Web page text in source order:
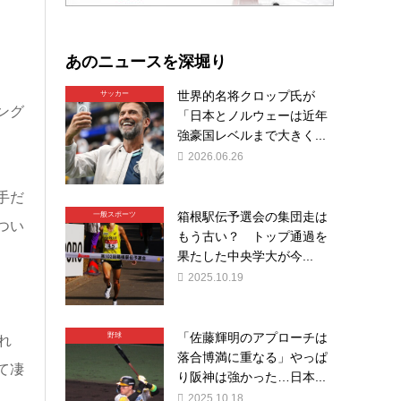
グ
だ
い
凄
あのニュースを深堀り
サッカー
世界的名将クロップ氏が
「日本とノルウェーは近年
強豪国レベルまで大きく...
2026.06.26
一般スポーツ
箱根駅伝予選会の集団走は
もう古い？ トップ通過を
果たした中央学大が今...
2025.10.19
野球
「佐藤輝明のアプローチは
落合博満に重なる」やっぱ
り阪神は強かった…日本...
2025.10.18